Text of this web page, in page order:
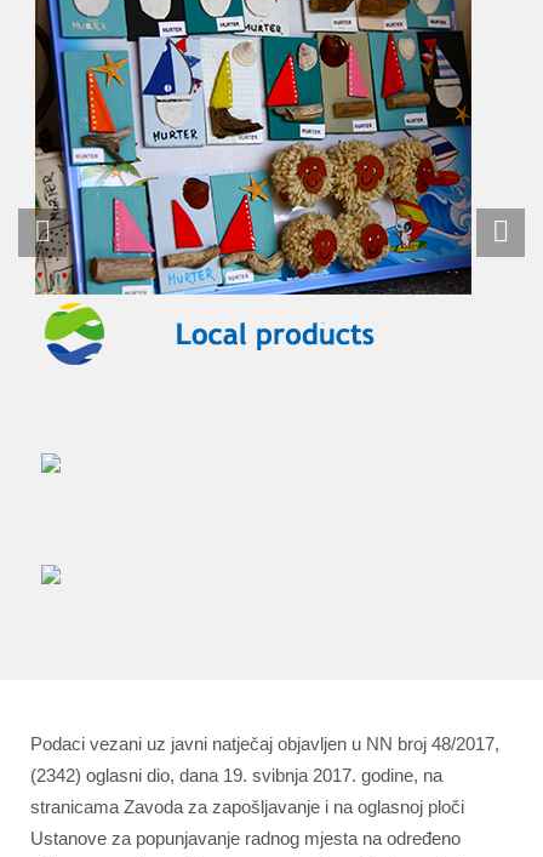
Podaci vezani uz javni natječaj objavljen u NN broj 48/2017,
(2342) oglasni dio, dana 19. svibnja 2017. godine, na
stranicama Zavoda za zapošljavanje i na oglasnoj ploči
Ustanove za popunjavanje radnog mjesta na određeno